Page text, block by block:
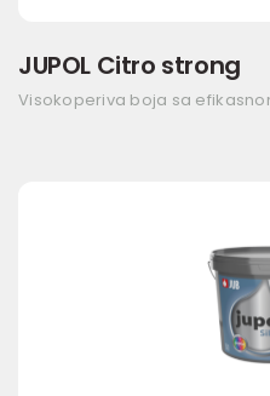
JUPOL Citro strong
Visokoperiva boja sa